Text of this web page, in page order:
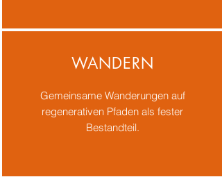
WANDERN
Gemeinsame Wanderungen auf
regenerativen Pfaden als fester
Bestandteil.